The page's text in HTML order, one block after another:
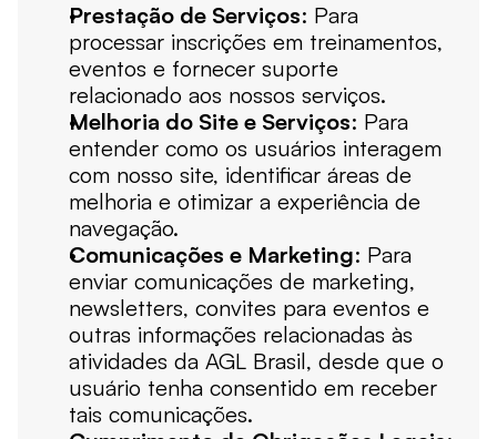
Prestação de Serviços: Para
processar inscrições em treinamentos,
eventos e fornecer suporte
relacionado aos nossos serviços.
Melhoria do Site e Serviços: Para
entender como os usuários interagem
com nosso site, identificar áreas de
melhoria e otimizar a experiência de
navegação.
Comunicações e Marketing: Para
enviar comunicações de marketing,
newsletters, convites para eventos e
outras informações relacionadas às
atividades da AGL Brasil, desde que o
usuário tenha consentido em receber
tais comunicações.